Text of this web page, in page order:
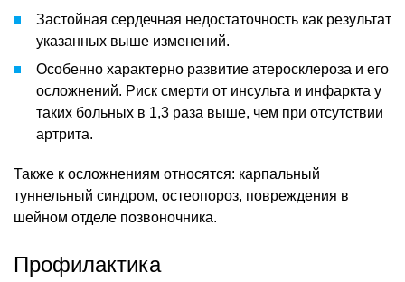
Застойная сердечная недостаточность как результат
указанных выше изменений.
Особенно характерно развитие атеросклероза и его
осложнений. Риск смерти от инсульта и инфаркта у
таких больных в 1,3 раза выше, чем при отсутствии
артрита.
Также к осложнениям относятся: карпальный
туннельный синдром, остеопороз, повреждения в
шейном отделе позвоночника.
Профилактика